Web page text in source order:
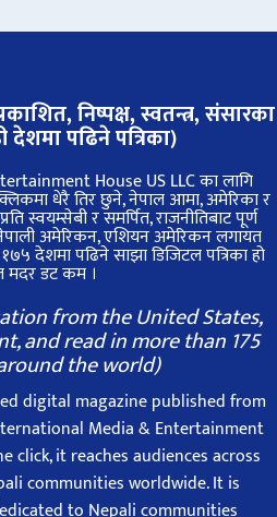
निष्पक्ष, स्वतन्त्र,संसारका
देशमा पढिने पत्रिका)
House US LLC का लागि
धेरै तिर छुने, नेपाल आमा, अमेरिका र
स्वयम्सेबी र समर्पित, राजनीतिबाट पूर्ण
अमेरिकन, एशियन अमेरिकन लगायत
देशमा पढिने साझा डिजिटल पत्रिका हो
मदर डट कम ।
from the United States,
and read in more than 175
the world)
digital magazine published from
Media & Entertainment
click, it reaches audiences across
communities worldwide. It is
to Nepali communities